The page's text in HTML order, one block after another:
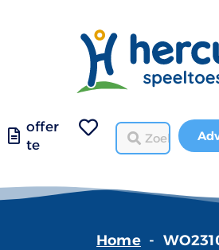
offer
te
Home -